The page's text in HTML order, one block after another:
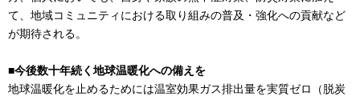
て、地域コミュニティにおける取り組みの普及・強化への貢献など
が期待される。
■今後数十年続く地球温暖化への備えを
地球温暖化を止めるためには温室効果ガス排出量を実質ゼロ（脱炭